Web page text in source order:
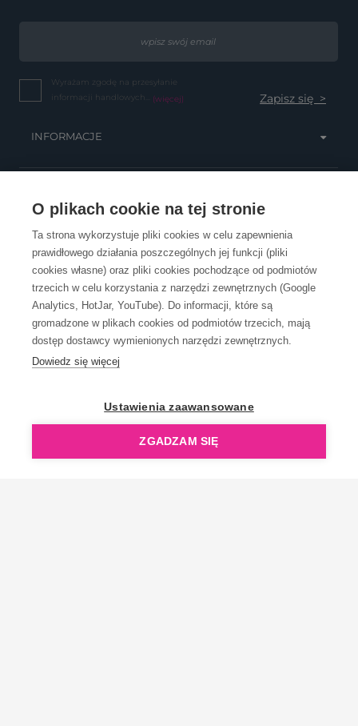
O plikach cookie na tej stronie
Ta strona wykorzystuje pliki cookies w celu zapewnienia
prawidłowego działania poszczególnych jej funkcji (pliki
cookies własne) oraz pliki cookies pochodzące od podmiotów
trzecich w celu korzystania z narzędzi zewnętrznych (Google
Analytics, HotJar, YouTube). Do informacji, które są
gromadzone w plikach cookies od podmiotów trzecich, mają
dostęp dostawcy wymienionych narzędzi zewnętrznych.
Dowiedz się więcej
Ustawienia zaawansowane
ZGADZAM SIĘ
Wyrażam zgodę na przesyłanie
informacji handlowych... (więcej)
INFORMACJE
OBSŁUGA KLIENTA
KONTAKT
OpenGift jest częścią ReflectGroup.